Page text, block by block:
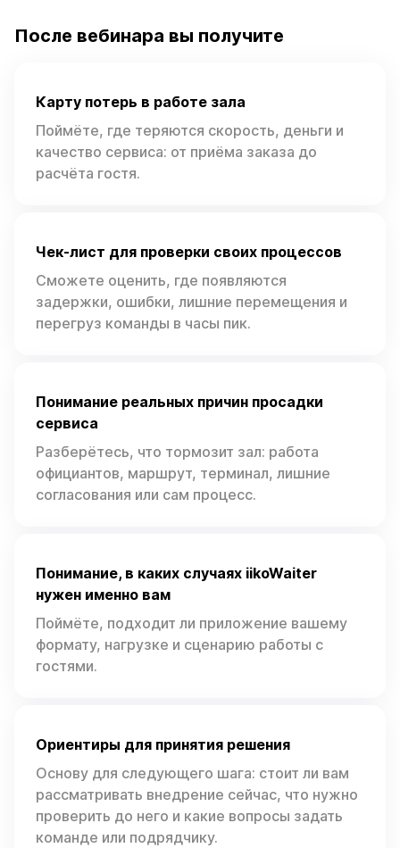
После вебинара вы получите
Карту потерь в работе зала
Поймёте, где теряются скорость, деньги и
качество сервиса: от приёма заказа до
расчёта гостя.
Чек-лист для проверки своих процессов
Сможете оценить, где появляются
задержки, ошибки, лишние перемещения и
перегруз команды в часы пик.
Понимание реальных причин просадки
сервиса
Разберётесь, что тормозит зал: работа
официантов, маршрут, терминал, лишние
согласования или сам процесс.
Понимание, в каких случаях iikoWaiter
нужен именно вам
Поймёте, подходит ли приложение вашему
формату, нагрузке и сценарию работы с
гостями.
Ориентиры для принятия решения
Основу для следующего шага: стоит ли вам
рассматривать внедрение сейчас, что нужно
проверить до него и какие вопросы задать
команде или подрядчику.